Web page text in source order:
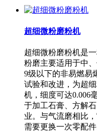
超细微粉磨粉机
超细微粉磨粉机是
粉磨主要适用于中
9级以下的非易燃易
试验和改进，为超
机，细度可达0.006
于加工石膏、方解
业。与气流磨相比
需要更换一次零配